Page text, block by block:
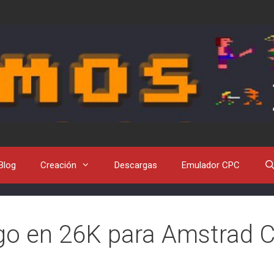
Blog Creación Descargas Emulador CPC
en 26K para Amstrad